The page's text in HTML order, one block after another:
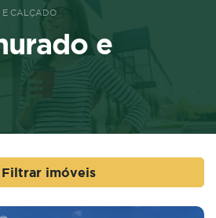
E CALÇADO
e
imóveis